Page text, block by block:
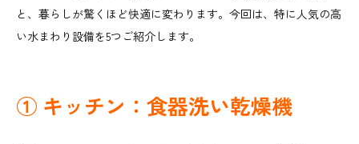
と、暮らしが驚くほど快適に変わります。今回は、特に人気の高
い水まわり設備を5つご紹介します。
① キッチン：食器洗い乾燥機